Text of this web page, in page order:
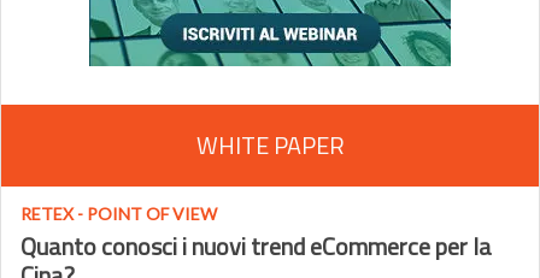
WHITE PAPER
RETEX - POINT OF VIEW
Quanto conosci i nuovi trend eCommerce per la